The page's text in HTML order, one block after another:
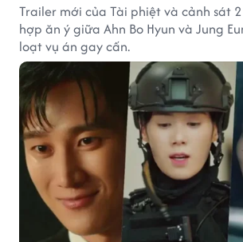
Trailer mới của Tài phiệt và cảnh sát
hợp ăn ý giữa Ahn Bo Hyun và Jung
loạt vụ án gay cấn.